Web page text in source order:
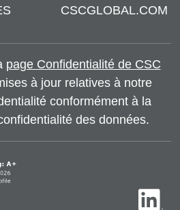
CSCGLOBAL.COM
page Confidentialité de CSC
à jour relatives à notre
conformément à la
des données.